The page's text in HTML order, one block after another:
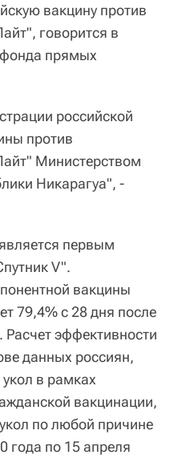
вакцину против
говорится в
прямых
российской
против
Министерством
Никарагуа", -
первым
V".
вакцины
79,4% с 28 дня после
эффективности
данных россиян,
в рамках
вакцинации,
по любой причине
года по 15 апреля